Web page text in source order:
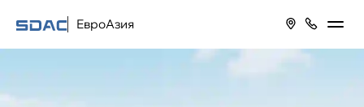
ЕвроАзия